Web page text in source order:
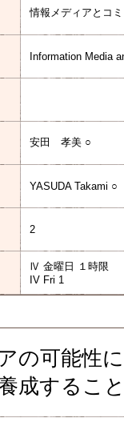
情報メディアとコ
Information Media
安田 孝美 ○
YASUDA Takami ○
2
Ⅳ 金曜日 １時限
IV Fri 1
の可能性
成するこ